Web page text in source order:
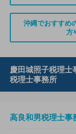
沖縄でおすすめ
方
慶田城照子税理士
税理士事務所
高良和男税理士事